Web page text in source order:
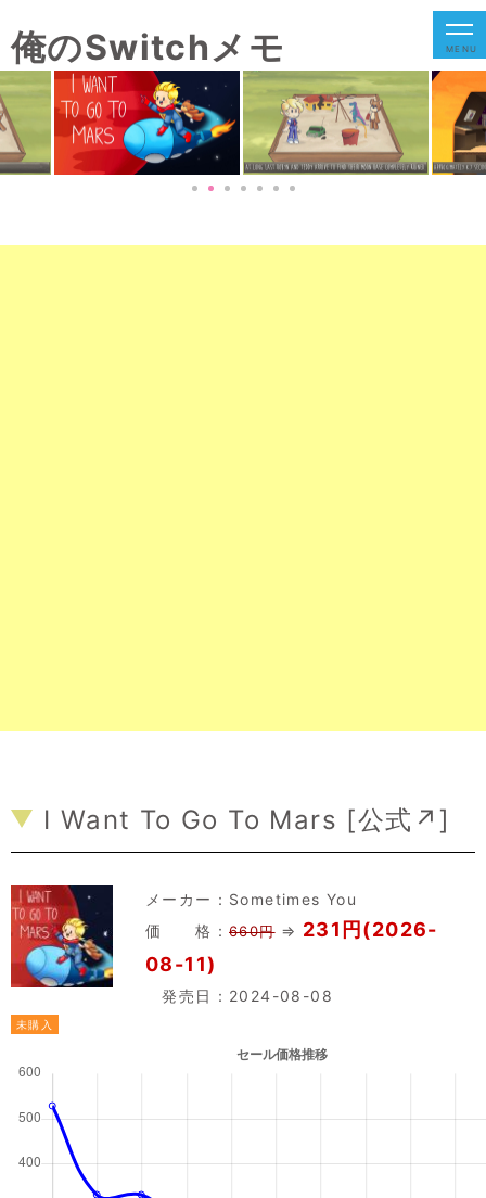
俺のSwitchメモ MENU
I Want To Go To Mars [公式↗]
メーカー： Sometimes You
価 格： 660円⇒ 231円(2026-
08-11)
発売日：2024-08-08
未購入